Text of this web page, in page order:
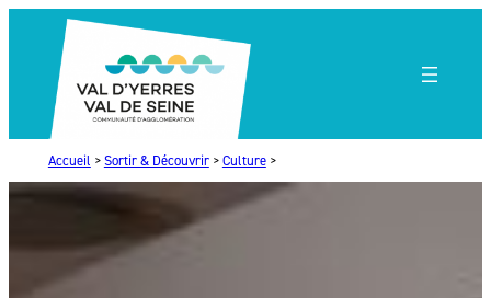
contenu
Accueil > Sortir & Découvrir> Culture>